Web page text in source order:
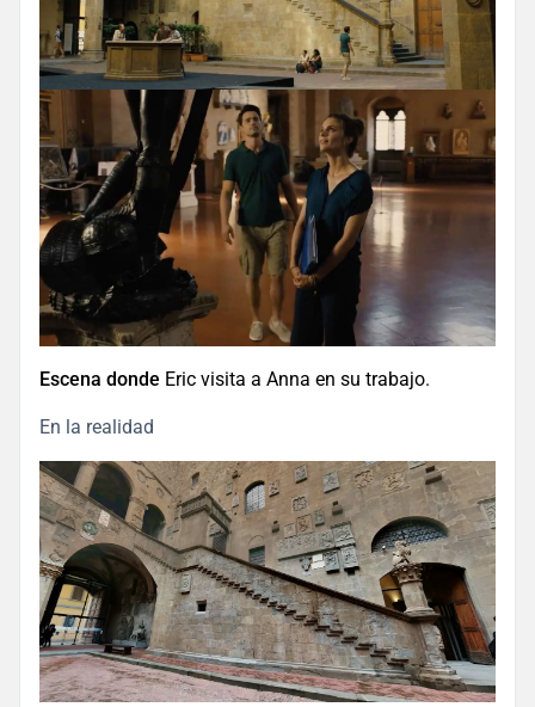
Escena donde Eric visita a Anna en su trabajo.
En la realidad